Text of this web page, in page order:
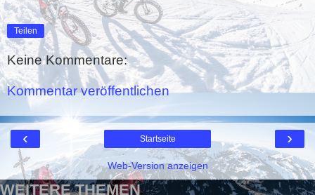
Teilen
Keine Kommentare:
Kommentar veröffentlichen
‹ ›
Startseite
Web-Version anzeigen
WEITERE THEMEN